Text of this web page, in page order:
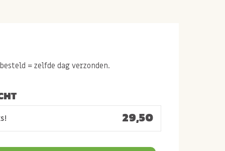
= zelfde dag verzonden.
29,50